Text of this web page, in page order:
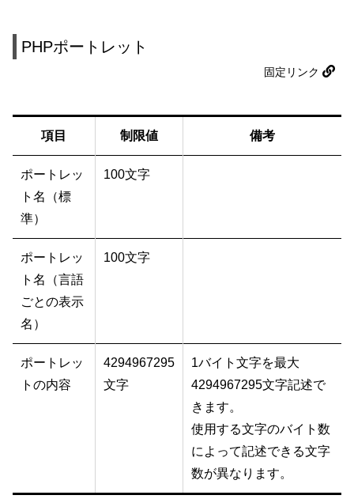
PHPポートレット
固定リンク
項目 制限値 備考
ポートレッ
ト名（標
準）
100文字
ポートレッ
ト名（言語
ごとの表示
名）
100文字
ポートレッ
トの内容
4294967295
文字
1バイト文字を最大
4294967295文字記述で
きます。
使用する文字のバイト数
によって記述できる文字
数が異なります。